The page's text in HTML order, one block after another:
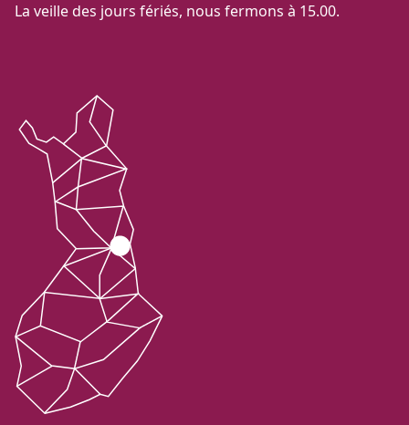
La veille des jours fériés, nous fermons à 15.00.